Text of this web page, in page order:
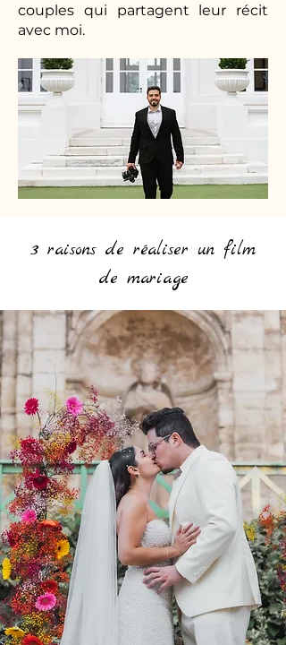
couples qui partagent leur récit
avec moi.
3 raisons de réaliser un film
de mariage